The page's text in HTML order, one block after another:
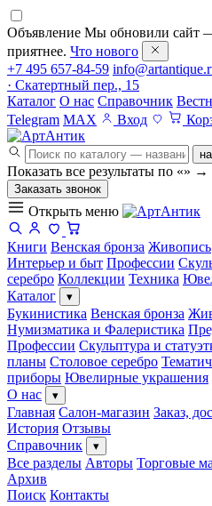
Объявление Мы обновили сайт —
приятнее. Что нового
+7 495 657-84-59
· Скатертный пер., 15
Каталог О нас Справочник
Telegram MAX Вход
Показать все результаты по «» →
Заказать звонок
Открыть меню
Книги Венская бронза Живопись
Интерьер и быт Профессии
серебро Коллекции Техника
Каталог
▾
Букинистика Венская бронза
Нумизматика и Фалеристика
Профессии Скульптура и
планы Столовое серебро
приборы Ювелирные украшения
О нас
▾
Главная Салон-магазин Заказ,
История Отзывы
Справочник
▾
Все разделы Авторы Торговые
Архив
Поиск Контакты